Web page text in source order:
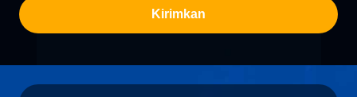
Kirimkan